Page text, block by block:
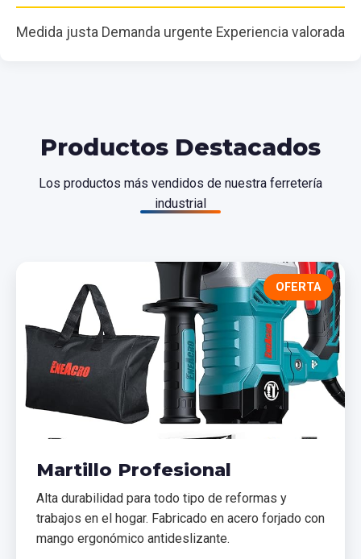
Medida justa Demanda urgente Experiencia valorada
Productos Destacados
Los productos más vendidos de nuestra ferretería
industrial
OFERTA
Martillo Profesional
Alta durabilidad para todo tipo de reformas y
trabajos en el hogar. Fabricado en acero forjado con
mango ergonómico antideslizante.